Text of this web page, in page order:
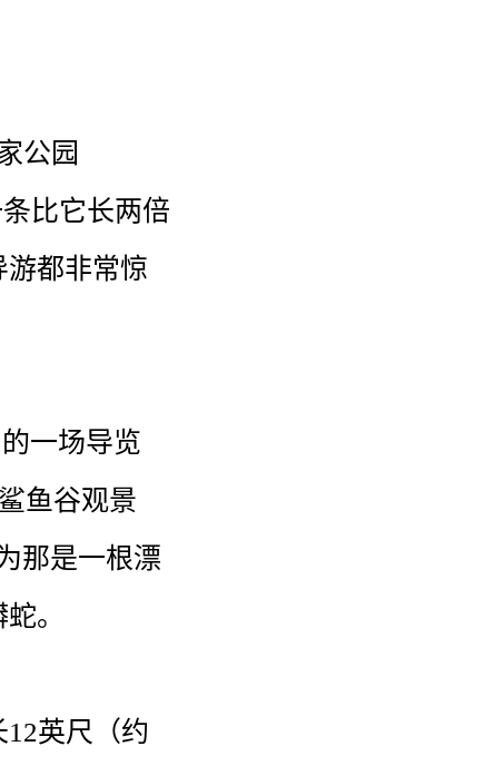
公园
条 比它长两倍
游都非常惊
的一场导览
鲨鱼谷观景
那是一根漂
蛇。
12英尺 （约